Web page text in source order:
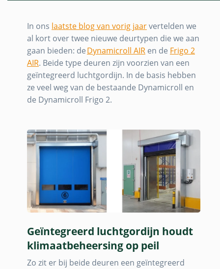
In ons laatste blog van vorig jaarvertelden we
al kort over twee nieuwe deurtypen die we aan
gaan bieden: deDynamicroll AIR en de Frigo 2
AIR. Beide type deuren zijn voorzien van een
geïntegreerd luchtgordijn. In de basis hebben
ze veel weg van de bestaande Dynamicroll en
de Dynamicroll Frigo 2.
Geïntegreerd luchtgordijn houdt
klimaatbeheersing op peil
Zo zit er bij beide deuren een geïntegreerd